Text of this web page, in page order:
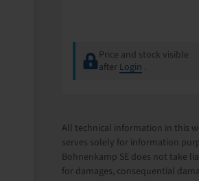
Price and stock visible
after Login .
All technical information in this
serves solely for information
Bohnenkamp SE does not take
for damages, consequential